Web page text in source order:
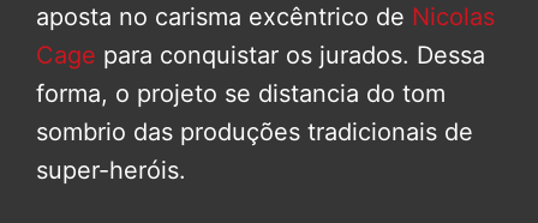
aposta no carisma excêntrico de Nicolas
Cage para conquistar os jurados. Dessa
forma, o projeto se distancia do tom
sombrio das produções tradicionais de
super-heróis.